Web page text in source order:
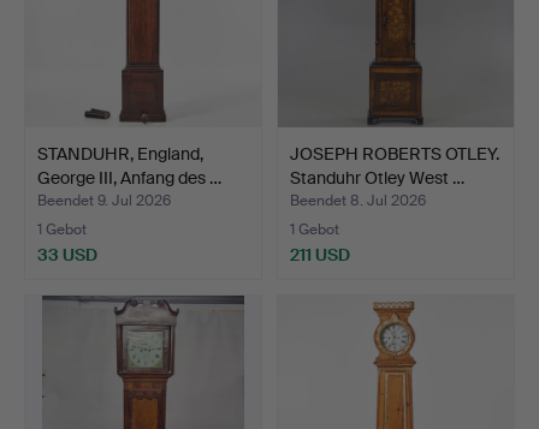
STANDUHR, England,
George III, Anfang des …
Beendet 9. Jul 2026
1 Gebot
33 USD
JOSEPH ROBERTS OTLEY.
Standuhr Otley West …
Beendet 8. Jul 2026
1 Gebot
211 USD